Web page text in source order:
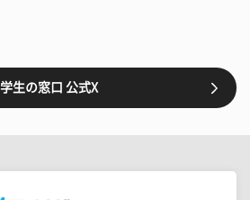
学生の窓口 公式X